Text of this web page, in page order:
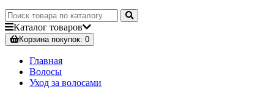
Каталог товаров
Корзинапокупок: 0
Главная
Волосы
Уход за волосами